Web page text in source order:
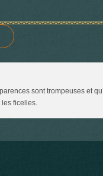
sont trompeuses et
ficelles.